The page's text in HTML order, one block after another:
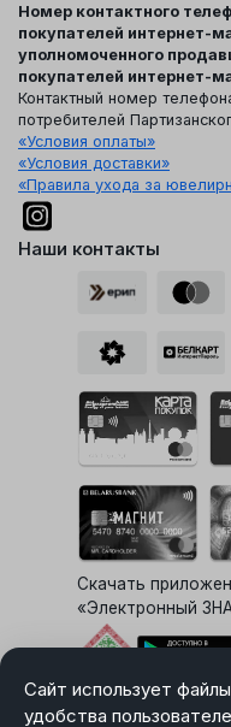
Сайт использует
удобства
Номер контактного
покупателей интернет-
уполномоченного
покупателей интернет-
Контактный номер
потребителей
«Условия оплаты»
«Условия доставки»
«Правила ухода за
Наши контакты
Скачать
«Электронный
Выбор